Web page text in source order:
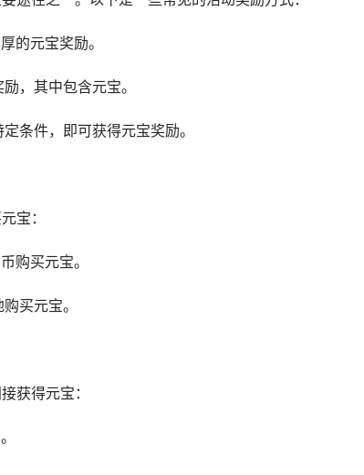
的元宝奖励。
，其中包含元宝。
条件，即可获得元宝奖励。
宝：
购买元宝。
买元宝。
获得元宝：